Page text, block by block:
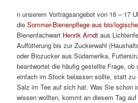
n unserem Vortragsangebot von 16 – 17
dieSommer-Bienenpflege aus bio/
Bienenfachwart Henrik Arndt aus
Auffütterung bis zur Zuckerwahl
oder Biozucker aus Südamerika,
beantwortet die häufig gestellte Frage, ob
einfach im Stock belassen sollte, statt zu
Salz im Tee auf sich hat. Was Sie schon
wissen wollten, kommt an diesem Tag